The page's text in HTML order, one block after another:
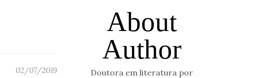
02/07/2019
About
Author
Doutora em literatura por